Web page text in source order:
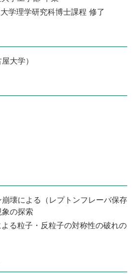
学理学研究科博士課程 修了
大学）
壊による（レプトンフレーバ保存
の探索
る粒子・反粒子の対称性の破れの